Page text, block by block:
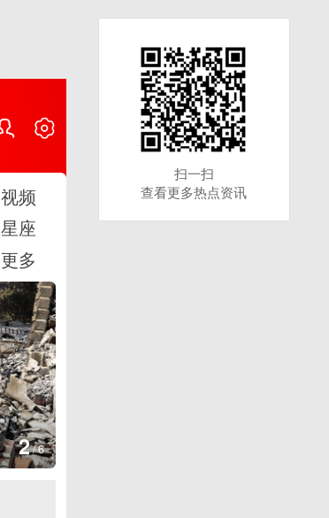
视频
星座
更多
2/6
扫一扫
查看更多热点资讯
扫一扫
查看更多热点资讯